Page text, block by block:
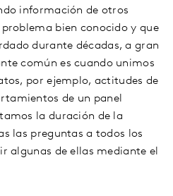
información de otros
bien conocido y que
durante décadas, a gran
común es cuando unimos
por ejemplo, actitudes de
de un panel
la duración de la
las preguntas a todos los
algunas de ellas mediante el